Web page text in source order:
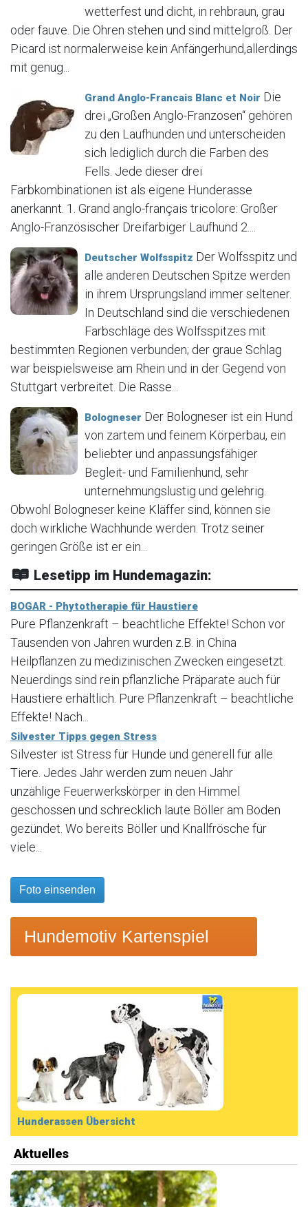
wetterfest und dicht, in rehbraun, grau
oder fauve. Die Ohren stehen und sind mittelgroß. Der
Picard ist normalerweise kein Anfängerhund,allerdings
mit genug...
Grand Anglo-Francais Blanc et Noir Die
drei „Großen Anglo-Franzosen“ gehören
zu den Laufhunden und unterscheiden
sich lediglich durch die Farben des
Fells. Jede dieser drei
Farbkombinationen ist als eigene Hunderasse
anerkannt. 1. Grand anglo-français tricolore: Großer
Anglo-Französischer Dreifarbiger Laufhund 2....
Deutscher Wolfsspitz Der Wolfsspitz und
alle anderen Deutschen Spitze werden
in ihrem Ursprungsland immer seltener.
In Deutschland sind die verschiedenen
Farbschläge des Wolfsspitzes mit
bestimmten Regionen verbunden; der graue Schlag
war beispielsweise am Rhein und in der Gegend von
Stuttgart verbreitet. Die Rasse...
Bologneser Der Bologneser ist ein Hund
von zartem und feinem Körperbau, ein
beliebter und anpassungsfähiger
Begleit- und Familienhund, sehr
unternehmungslustig und gelehrig.
Obwohl Bologneser keine Kläffer sind, können sie
doch wirkliche Wachhunde werden. Trotz seiner
geringen Größe ist er ein...
Lesetipp im Hundemagazin:
BOGAR - Phytotherapie für Haustiere
Pure Pflanzenkraft – beachtliche Effekte! Schon vor
Tausenden von Jahren wurden z.B. in China
Heilpflanzen zu medizinischen Zwecken eingesetzt.
Neuerdings sind rein pflanzliche Präparate auch für
Haustiere erhältlich. Pure Pflanzenkraft – beachtliche
Effekte! Nach...
Silvester Tipps gegen Stress
Silvester ist Stress für Hunde und generell für alle
Tiere. Jedes Jahr werden zum neuen Jahr
unzählige Feuerwerkskörper in den Himmel
geschossen und schrecklich laute Böller am Boden
gezündet. Wo bereits Böller und Knallfrösche für
viele...
Foto einsenden
Hundemotiv Kartenspiel
Hunderassen Übersicht
Aktuelles